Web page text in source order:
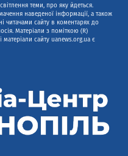
теми, про яку йдеться.
наведеної інформації, а також
читачами сайту в коментарях до
Матеріали з поміткою (R)
сайту uanews.org.ua є